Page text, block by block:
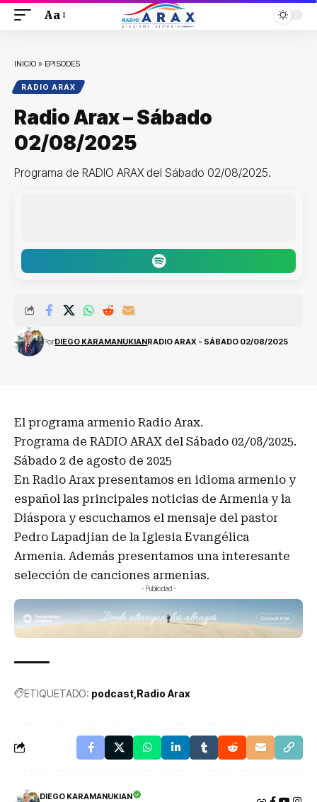
Aa
INICIO » EPISODES
RADIO ARAX
Radio Arax – Sábado
02/08/2025
Programa de RADIO ARAX del Sábado 02/08/2025.
PorDIEGO KARAMANUKIANRADIO ARAX - SÁBADO 02/08/2025
El programa armenio Radio Arax.
Programa de RADIO ARAX del Sábado 02/08/2025.
Sábado 2 de agosto de 2025
En Radio Arax presentamos en idioma armenio y
español las principales noticias de Armenia y la
Diáspora y escuchamos el mensaje del pastor
Pedro Lapadjian de la Iglesia Evangélica
Armenia. Además presentamos una interesante
selección de canciones armenias.
- Publicidad -
ETIQUETADO: podcast Radio Arax
DIEGO KARAMANUKIAN